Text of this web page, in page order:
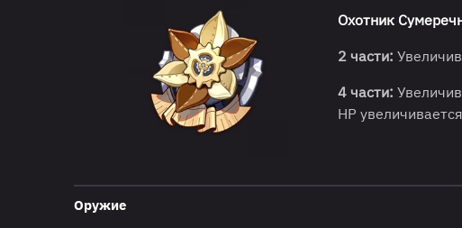
Охотник
2 части:
4 части:
HP
Оружие